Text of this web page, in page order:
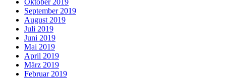
September 2019
August 2019
Juli 2019
Juni 2019
Mai 2019
April 2019
März 2019
Februar 2019